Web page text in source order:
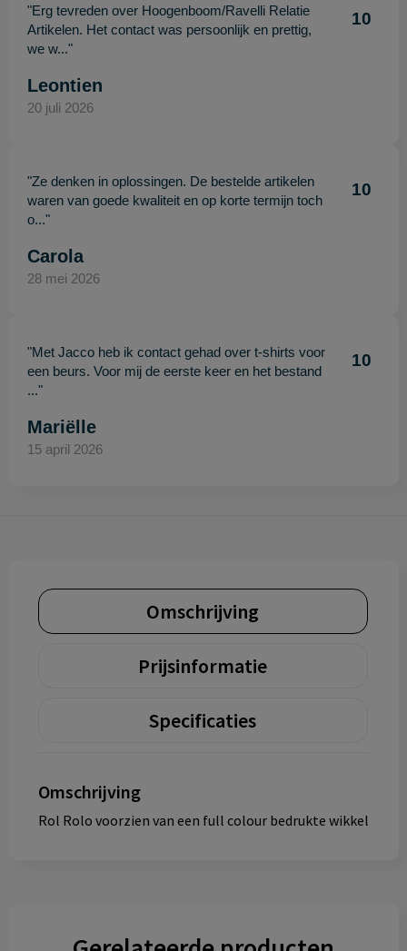
"Erg tevreden over Hoogenboom/Ravelli Relatie
Artikelen. Het contact was persoonlijk en prettig,
we w..."
10
Leontien
20 juli 2026
"Ze denken in oplossingen. De bestelde artikelen
waren van goede kwaliteit en op korte termijn toch
o..."
10
Carola
28 mei 2026
"Met Jacco heb ik contact gehad over t-shirts voor
een beurs. Voor mij de eerste keer en het bestand
..."
10
Mariëlle
15 april 2026
Omschrijving
Prijsinformatie
Specificaties
Omschrijving
Rol Rolo voorzien van een full colour bedrukte wikkel